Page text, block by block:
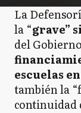
La
la “grave”
del
escuelas
también la
continuidad